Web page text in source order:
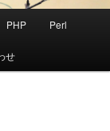
PHP Perl
せ